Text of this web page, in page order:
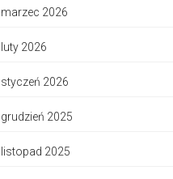
marzec 2026
luty 2026
styczeń 2026
grudzień 2025
listopad 2025